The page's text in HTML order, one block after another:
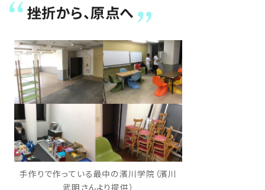
挫折から、原点へ
手作りで作っている最中の濱川学院（濱川
武明さんより提供）